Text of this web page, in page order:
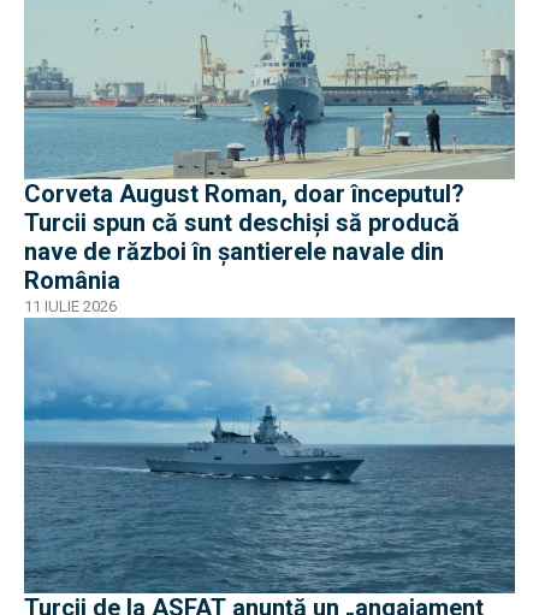
Corveta August Roman, doar începutul?
Turcii spun că sunt deschiși să producă
nave de război în șantierele navale din
România
11 IULIE 2026
Turcii de la ASFAT anunță un „angajament